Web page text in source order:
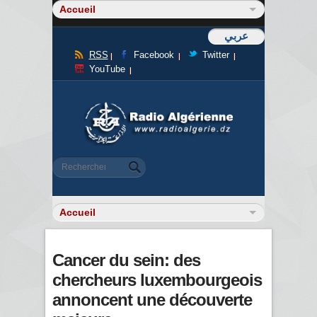
عربي
RSS Facebook
Twitter
YouTube
Formulaire de recherche
Rechercher
Cancer du sein: des
chercheurs luxembourgeois
annoncent une découverte